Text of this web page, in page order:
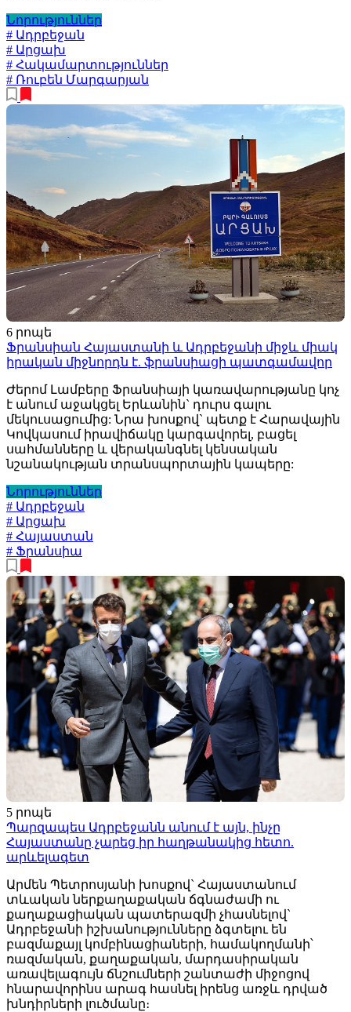
Նորություններ
# Ադրբեջան
# Արցախ
# Հակամարտություններ
# Ռուբեն Մարգարյան
6 րոպե
Ֆրանսիան Հայաստանի և Ադրբեջանի միջև միակ
իրական միջնորդն է. ֆրանսիացի պատգամավոր
Ժերոմ Լամբերը Ֆրանսիայի կառավարությանը կոչ
է անում աջակցել Երևանին` դուրս գալու
մեկուսացումից: Նրա խոսքով` պետք է Հարավային
Կովկասում իրավիճակը կարգավորել, բացել
սահմանները և վերականգնել կենսական
նշանակության տրանսպորտային կապերը:
Նորություններ
# Ադրբեջան
# Արցախ
# Հայաստան
# Ֆրանսիա
5 րոպե
Պարզապես Ադրբեջանն անում է այն, ինչը
Հայաստանը չարեց իր հաղթանակից հետո.
արևելագետ
Արմեն Պետրոսյանի խոսքով` Հայաստանում
տևական ներքաղաքական ճգնաժամի ու
քաղաքացիական պատերազմի չհասնելով`
Ադրբեջանի իշխանությունները ձգտելու են
բազմաքայլ կոմբինացիաների, համակողմանի՝
ռազմական, քաղաքական, մարդասիրական
առավելագույն ճնշումների շանտաժի միջոցով
հնարավորինս արագ հասնել իրենց առջև դրված
խնդիրների լուծմանը։